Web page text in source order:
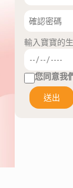
輸入寶寶的
您同意我
送出